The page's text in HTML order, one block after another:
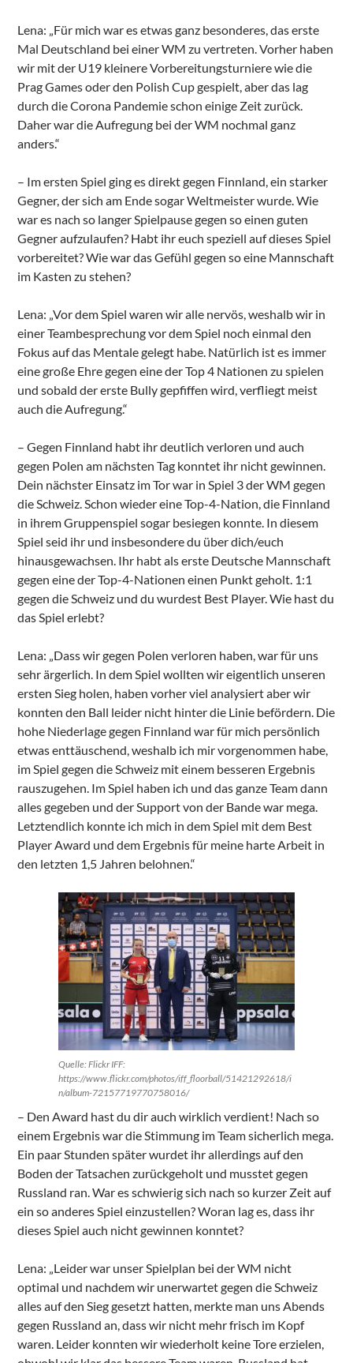
Lena: „Für mich war es etwas ganz besonderes, das erste
Mal Deutschland bei einer WM zu vertreten. Vorher haben
wir mit der U19 kleinere Vorbereitungsturniere wie die
Prag Games oder den Polish Cup gespielt, aber das lag
durch die Corona Pandemie schon einige Zeit zurück.
Daher war die Aufregung bei der WM nochmal ganz
anders.“
– Im ersten Spiel ging es direkt gegen Finnland, ein starker
Gegner, der sich am Ende sogar Weltmeister wurde. Wie
war es nach so langer Spielpause gegen so einen guten
Gegner aufzulaufen? Habt ihr euch speziell auf dieses Spiel
vorbereitet? Wie war das Gefühl gegen so eine Mannschaft
im Kasten zu stehen?
Lena: „Vor dem Spiel waren wir alle nervös, weshalb wir in
einer Teambesprechung vor dem Spiel noch einmal den
Fokus auf das Mentale gelegt habe. Natürlich ist es immer
eine große Ehre gegen eine der Top 4 Nationen zu spielen
und sobald der erste Bully gepfiffen wird, verfliegt meist
auch die Aufregung.“
– Gegen Finnland habt ihr deutlich verloren und auch
gegen Polen am nächsten Tag konntet ihr nicht gewinnen.
Dein nächster Einsatz im Tor war in Spiel 3 der WM gegen
die Schweiz. Schon wieder eine Top-4-Nation, die Finnland
in ihrem Gruppenspiel sogar besiegen konnte. In diesem
Spiel seid ihr und insbesondere du über dich/euch
hinausgewachsen. Ihr habt als erste Deutsche Mannschaft
gegen eine der Top-4-Nationen einen Punkt geholt. 1:1
gegen die Schweiz und du wurdest Best Player. Wie hast du
das Spiel erlebt?
Lena: „Dass wir gegen Polen verloren haben, war für uns
sehr ärgerlich. In dem Spiel wollten wir eigentlich unseren
ersten Sieg holen, haben vorher viel analysiert aber wir
konnten den Ball leider nicht hinter die Linie befördern. Die
hohe Niederlage gegen Finnland war für mich persönlich
etwas enttäuschend, weshalb ich mir vorgenommen habe,
im Spiel gegen die Schweiz mit einem besseren Ergebnis
rauszugehen. Im Spiel haben ich und das ganze Team dann
alles gegeben und der Support von der Bande war mega.
Letztendlich konnte ich mich in dem Spiel mit dem Best
Player Award und dem Ergebnis für meine harte Arbeit in
den letzten 1,5 Jahren belohnen.“
Quelle: Flickr IFF:
https://www.flickr.com/photos/iff_floorball/51421292618/i
n/album-72157719770758016/
– Den Award hast du dir auch wirklich verdient! Nach so
einem Ergebnis war die Stimmung im Team sicherlich mega.
Ein paar Stunden später wurdet ihr allerdings auf den
Boden der Tatsachen zurückgeholt und musstet gegen
Russland ran. War es schwierig sich nach so kurzer Zeit auf
ein so anderes Spiel einzustellen? Woran lag es, dass ihr
dieses Spiel auch nicht gewinnen konntet?
Lena: „Leider war unser Spielplan bei der WM nicht
optimal und nachdem wir unerwartet gegen die Schweiz
alles auf den Sieg gesetzt hatten, merkte man uns Abends
gegen Russland an, dass wir nicht mehr frisch im Kopf
waren. Leider konnten wir wiederholt keine Tore erzielen,